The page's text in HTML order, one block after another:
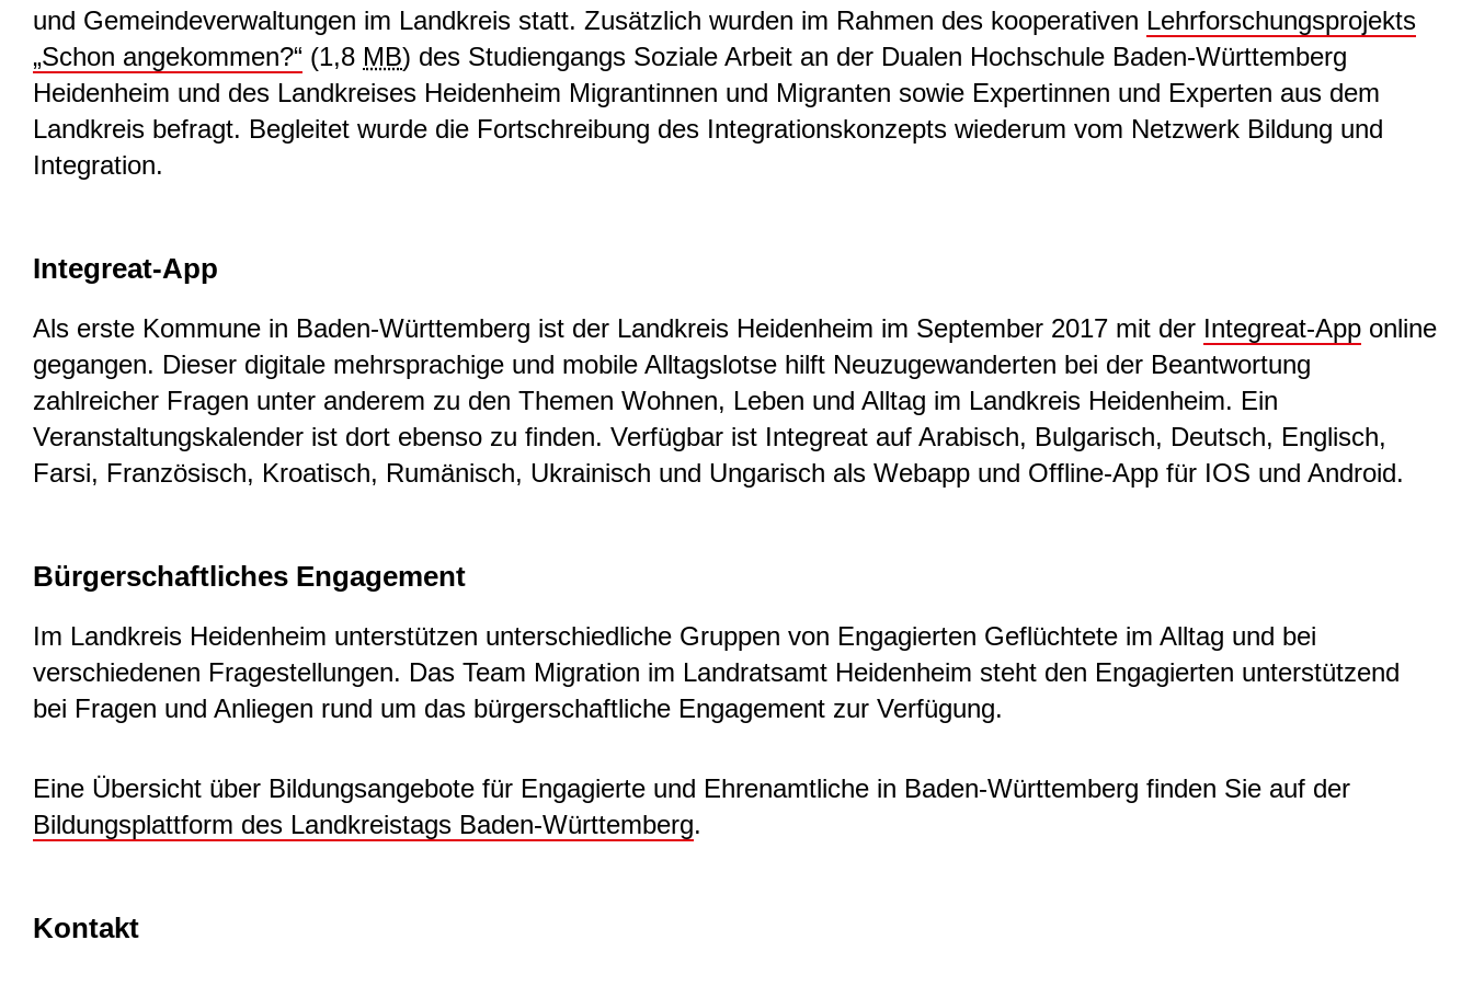
und Gemeindeverwaltungen im Landkreis statt. Zusätzlich wurden im Rahmen des kooperativen Lehrforschungsprojekts
„Schon angekommen?“ (1,8 MB) des Studiengangs Soziale Arbeit an der Dualen Hochschule Baden-Württemberg
Heidenheim und des Landkreises Heidenheim Migrantinnen und Migranten sowie Expertinnen und Experten aus dem
Landkreis befragt. Begleitet wurde die Fortschreibung des Integrationskonzepts wiederum vom Netzwerk Bildung und
Integration.
Integreat-App
Als erste Kommune in Baden-Württemberg ist der Landkreis Heidenheim im September 2017 mit der Integreat-App online
gegangen. Dieser digitale mehrsprachige und mobile Alltagslotse hilft Neuzugewanderten bei der Beantwortung
zahlreicher Fragen unter anderem zu den Themen Wohnen, Leben und Alltag im Landkreis Heidenheim. Ein
Veranstaltungskalender ist dort ebenso zu finden. Verfügbar ist Integreat auf Arabisch, Bulgarisch, Deutsch, Englisch,
Farsi, Französisch, Kroatisch, Rumänisch, Ukrainisch und Ungarisch als Webapp und Offline-App für IOS und Android.
Bürgerschaftliches Engagement
Im Landkreis Heidenheim unterstützen unterschiedliche Gruppen von Engagierten Geflüchtete im Alltag und bei
verschiedenen Fragestellungen. Das Team Migration im Landratsamt Heidenheim steht den Engagierten unterstützend
bei Fragen und Anliegen rund um das bürgerschaftliche Engagement zur Verfügung.
Eine Übersicht über Bildungsangebote für Engagierte und Ehrenamtliche in Baden-Württemberg finden Sie auf der
Bildungsplattform des Landkreistags Baden-Württemberg.
Kontakt